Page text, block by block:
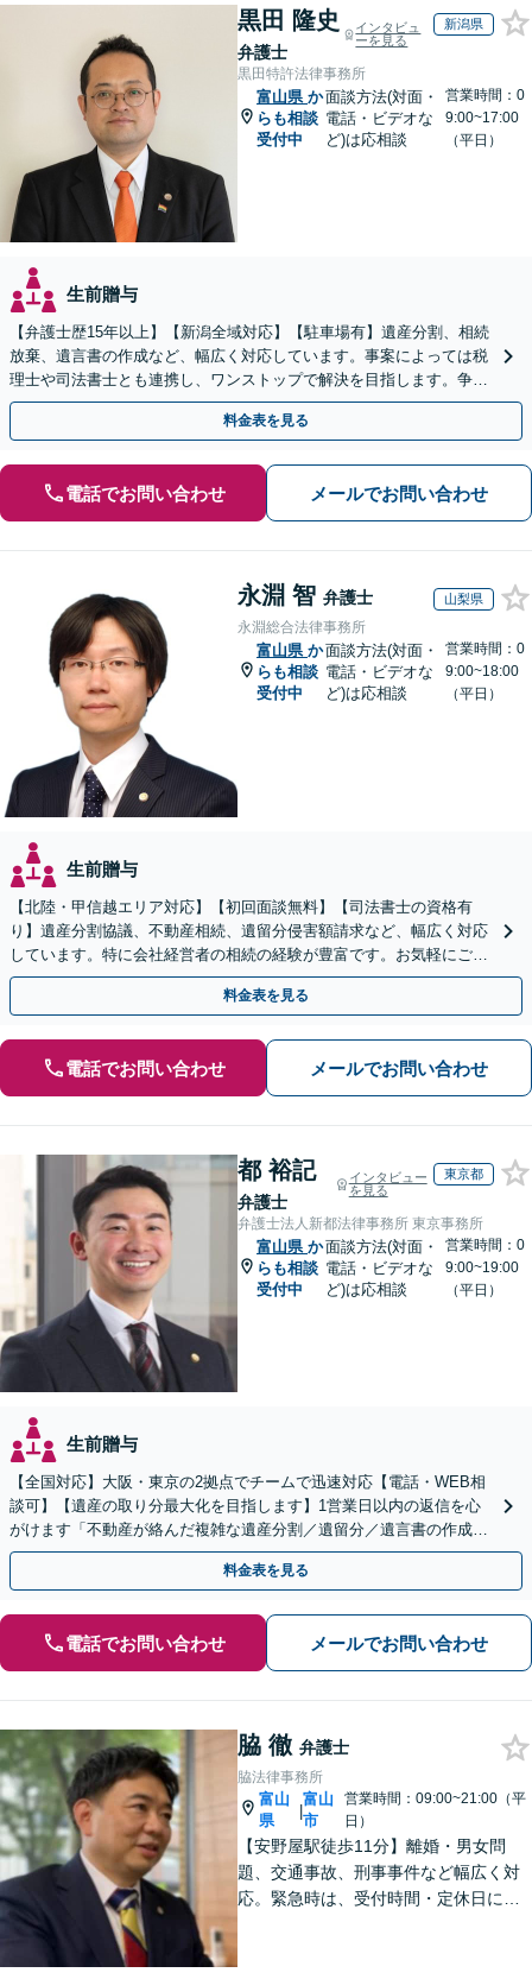
黒田 隆史
弁護士
インタビュ
ーを見る
新潟県
黒田特許法律事務所
富山県 か
らも相談
受付中
面談方法(対面・
電話・ビデオな
ど)は応相談
営業時間：0
9:00~17:00
（平日）
生前贈与
【弁護士歴15年以上】【新潟全域対応】【駐車場有】遺産分割、相続
放棄、遺言書の作成など、幅広く対応しています。事案によっては税
理士や司法書士とも連携し、ワンストップで解決を目指します。争い
を防ぐためにもぜひご相談ください。【分割払い可】
料金表を見る
電話でお問い合わせ メールでお問い合わせ
永淵 智 弁護士 山梨県
永淵総合法律事務所
富山県 か
らも相談
受付中
面談方法(対面・
電話・ビデオな
ど)は応相談
営業時間：0
9:00~18:00
（平日）
生前贈与
【北陸・甲信越エリア対応】【初回面談無料】【司法書士の資格有
り】遺産分割協議、不動産相続、遺留分侵害額請求など、幅広く対応
しています。特に会社経営者の相続の経験が豊富です。お気軽にご相
談ください。【休日・夜間面談可】【オンライン面談可】
料金表を見る
電話でお問い合わせ メールでお問い合わせ
都 裕記
弁護士
インタビュー
を見る
東京都
弁護士法人新都法律事務所 東京事務所
富山県 か
らも相談
受付中
面談方法(対面・
電話・ビデオな
ど)は応相談
営業時間：0
9:00~19:00
（平日）
生前贈与
【全国対応】大阪・東京の2拠点でチームで迅速対応【電話・WEB相
談可】【遺産の取り分最大化を目指します】1営業日以内の返信を心
がけます「不動産が絡んだ複雑な遺産分割／遺留分／遺言書の作成・
執行／事業承継など、お任せください」【休日相談あり】
料金表を見る
電話でお問い合わせ メールでお問い合わせ
脇 徹 弁護士
脇法律事務所
富山
県
|
富山
市
営業時間：09:00~21:00（平
日）
【安野屋駅徒歩11分】離婚・男女問
題、交通事故、刑事事件など幅広く対
応。緊急時は、受付時間・定休日に関